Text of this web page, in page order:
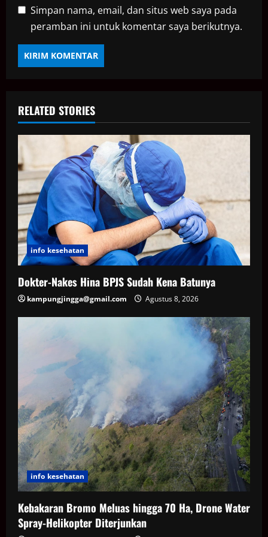
Simpan nama, email, dan situs web saya pada
peramban ini untuk komentar saya berikutnya.
RELATED STORIES
info kesehatan
Dokter-Nakes Hina BPJS Sudah Kena Batunya
kampungjingga@gmail.com Agustus 8, 2026
info kesehatan
Kebakaran Bromo Meluas hingga 70 Ha, Drone Water
Spray-Helikopter Diterjunkan